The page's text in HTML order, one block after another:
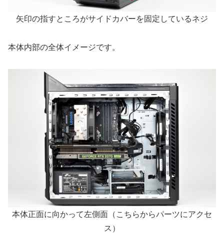
矢印の指すところがサイドカバーを固定しているネジ
本体内部の全体イメージです。
本体正面に向かって左側面（こちらからパーツにアクセ
ス）